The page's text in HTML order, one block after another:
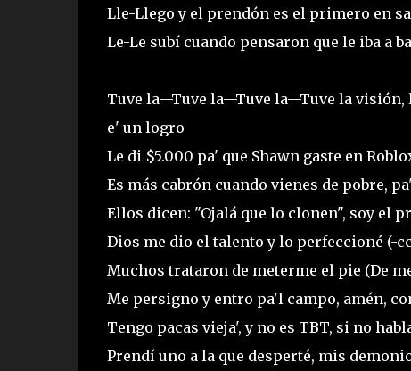
Lle-Llego y el prendón es el primero en
Le-Le subí cuando pensaron que le iba a
Tuve la—Tuve la—Tuve la—Tuve la visión,
e' un logro
Le di $5.000 pa' que Shawn gaste en
Es más cabrón cuando vienes de pobre,
Ellos dicen: "Ojalá que lo clonen", soy el
Dios me dio el talento y lo perfeccioné (-
Muchos trataron de meterme el pie (De
Me persigno y entro pa'l campo, amén,
Tengo pacas vieja', y no es TBT, si no
Prendí uno a la que desperté, mis